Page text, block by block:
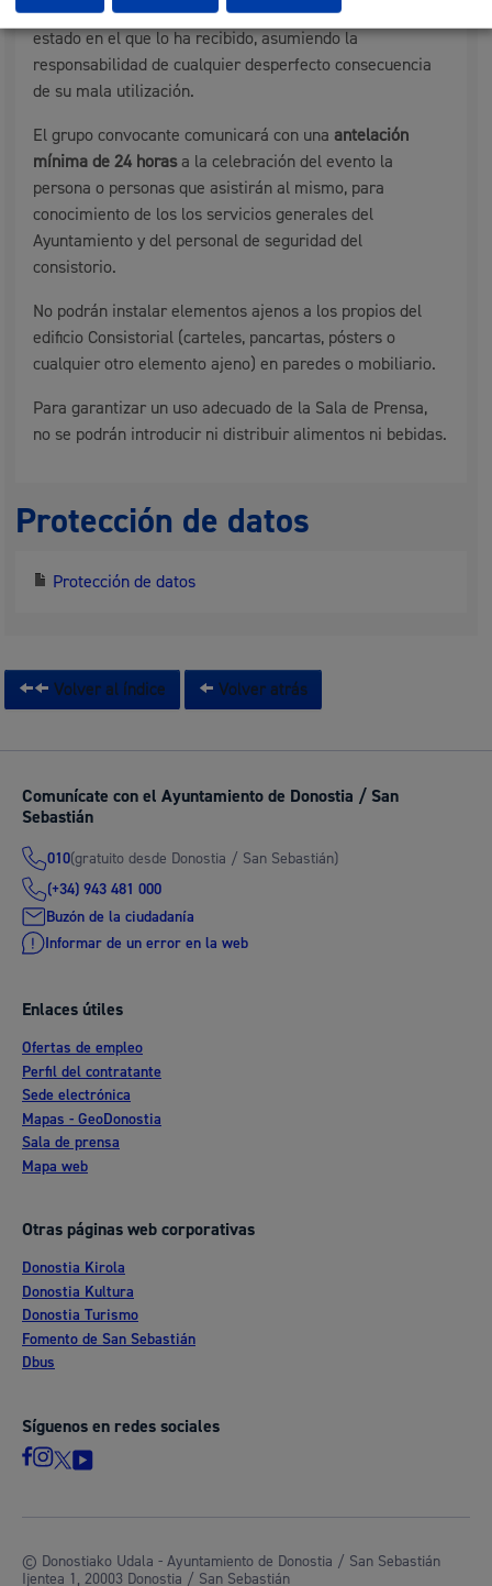
correcta utilización del espacio y a dejarlo en el mismo
estado en el que lo ha recibido, asumiendo la
responsabilidad de cualquier desperfecto consecuencia
de su mala utilización.
El grupo convocante comunicará con unaantelación
mínima de 24 horasa la celebración del evento la
persona o personas que asistirán al mismo, para
conocimiento de los los servicios generales del
Ayuntamiento y del personal de seguridad del
consistorio.
No podrán instalar elementos ajenos a los propios del
edificio Consistorial (carteles, pancartas, pósters o
cualquier otro elemento ajeno) en paredes o mobiliario.
Para garantizar un uso adecuado de la Sala de Prensa,
no se podrán introducir ni distribuir alimentos ni bebidas.
Protección de datos
Protección de datos
Volver al índice Volver atrás
Comunícate con el Ayuntamiento de Donostia / San
Sebastián
010(gratuito desde Donostia / San Sebastián)
(+34) 943 481 000
Buzón de la ciudadanía
Informar de un error en la web
Enlaces útiles
Ofertas de empleo
Perfil del contratante
Sede electrónica
Mapas - GeoDonostia
Sala de prensa
Mapa web
Otras páginas web corporativas
Donostia Kirola
Donostia Kultura
Donostia Turismo
Fomento de San Sebastián
Dbus
Síguenos en redes sociales
© Donostiako Udala - Ayuntamiento de Donostia / San Sebastián
Ijentea 1, 20003 Donostia / San Sebastián